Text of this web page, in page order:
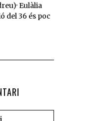
Eulàlia
del 36 és poc